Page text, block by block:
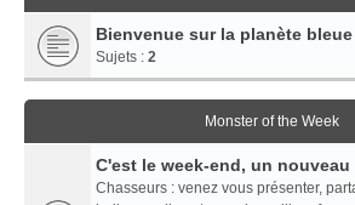
Bienvenue sur la planète bleue
Sujets : 2
Monster of the Week
C'est le week-end, un
Chasseurs : venez vous présenter,